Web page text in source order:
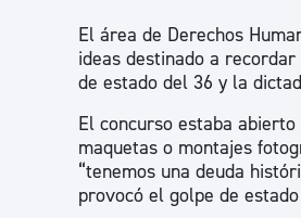
El área de Derechos
ideas destinado a
de estado del 36 y la
El concurso estaba
maquetas o montajes
“tenemos una deuda
provocó el golpe de